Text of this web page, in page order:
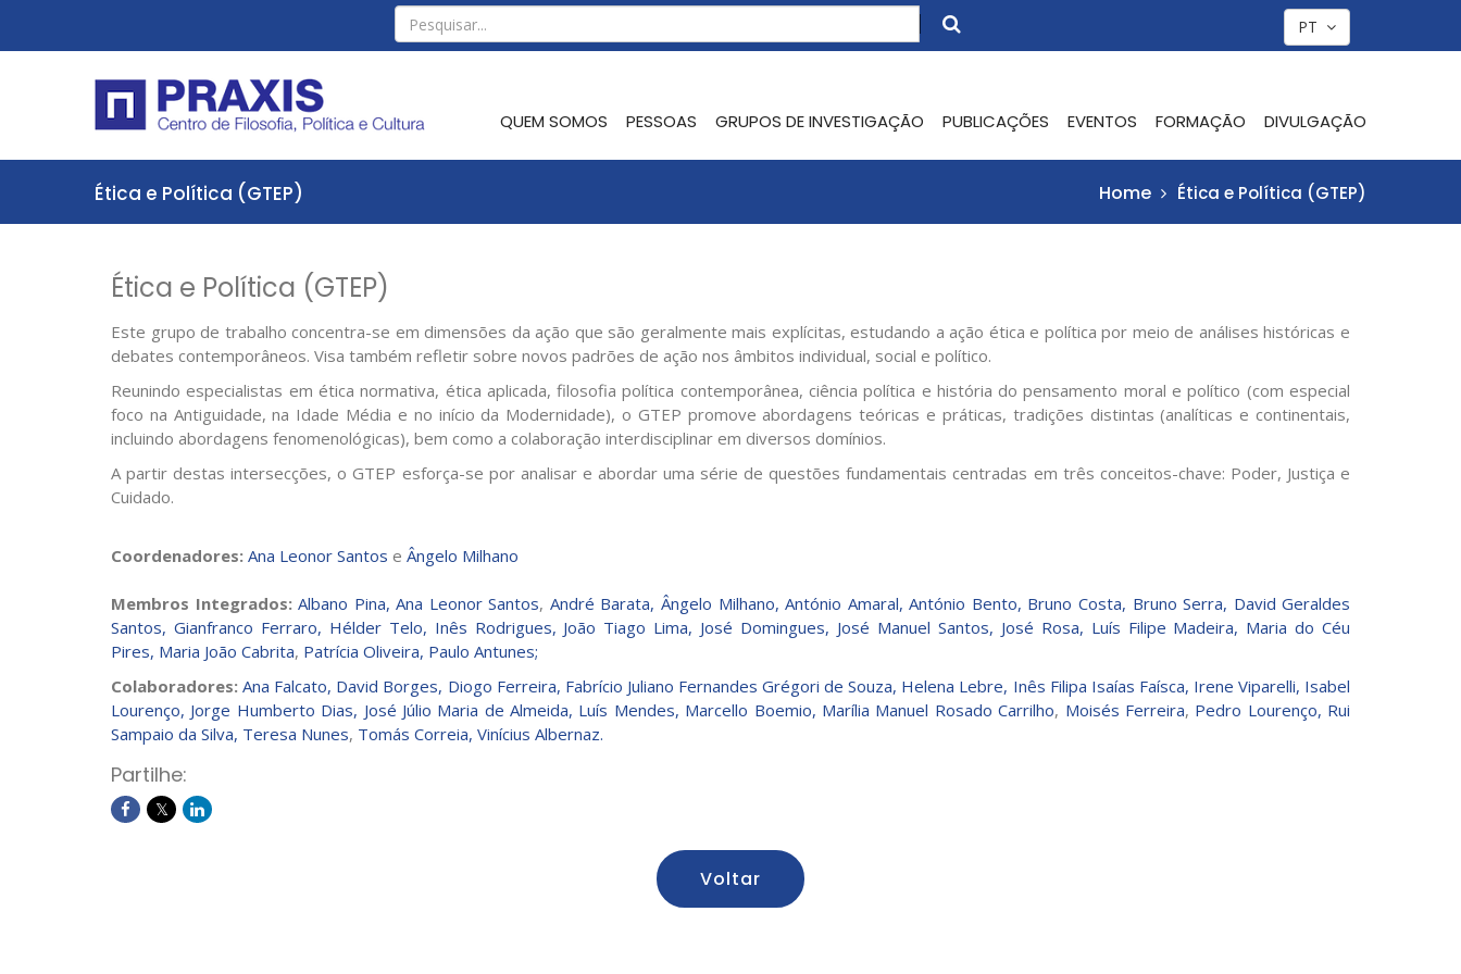
PT
QUEM SOMOS PESSOAS GRUPOS DE INVESTIGAÇÃO PUBLICAÇÕES EVENTOS FORMAÇÃO DIVULGAÇÃO
Ética e Política (GTEP) Home Ética e Política (GTEP)
Ética e Política (GTEP)
Este grupo de trabalho concentra-se em dimensões da ação que são geralmente mais explícitas, estudando a ação ética e política por meio de análises históricas e
debates contemporâneos. Visa também refletir sobre novos padrões de ação nos âmbitos individual, social e político.
Reunindo especialistas em ética normativa, ética aplicada, filosofia política contemporânea, ciência política e história do pensamento moral e político (com especial
foco na Antiguidade, na Idade Média e no início da Modernidade), o GTEP promove abordagens teóricas e práticas, tradições distintas (analíticas e continentais,
incluindo abordagens fenomenológicas), bem como a colaboração interdisciplinar em diversos domínios.
A partir destas intersecções, o GTEP esforça-se por analisar e abordar uma série de questões fundamentais centradas em três conceitos-chave: Poder, Justiça e
Cuidado.
Coordenadores: Ana Leonor Santos e Ângelo Milhano
Membros Integrados:Albano Pina,Ana Leonor Santos, André Barata, Ângelo Milhano, António Amaral,António Bento, Bruno Costa, Bruno Serra, David Geraldes
Santos, Gianfranco Ferraro, Hélder Telo, Inês Rodrigues, João Tiago Lima, José Domingues, José Manuel Santos, José Rosa, Luís Filipe Madeira, Maria do Céu
Pires, Maria João Cabrita, Patrícia Oliveira, Paulo Antunes;
Colaboradores:Ana Falcato, David Borges, Diogo Ferreira, Fabrício Juliano Fernandes Grégori de Souza, Helena Lebre, Inês Filipa Isaías Faísca, Irene Viparelli, Isabel
Lourenço, Jorge Humberto Dias, José Júlio Maria de Almeida, Luís Mendes, Marcello Boemio, Marília Manuel Rosado Carrilho, Moisés Ferreira, Pedro Lourenço, Rui
Sampaio da Silva, Teresa Nunes, Tomás Correia, Vinícius Albernaz.
Partilhe:
Voltar